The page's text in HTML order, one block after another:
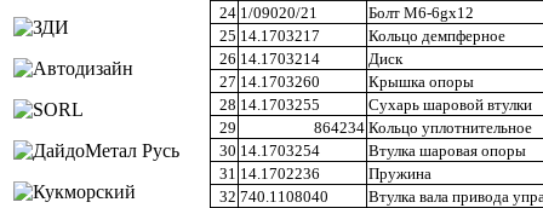
24 1/09020/21
Болт М6-6gх12
25 14.1703217
Кольцо демпферное
26 14.1703214
Диск
27 14.1703260
Крышка опоры
28 14.1703255
Сухарь шаровой втулки
29
864234 Кольцо уплотнительное
30 14.1703254
Втулка шаровая опоры
31 14.1702236
Пружина
32 740.1108040
Втулка вала привода